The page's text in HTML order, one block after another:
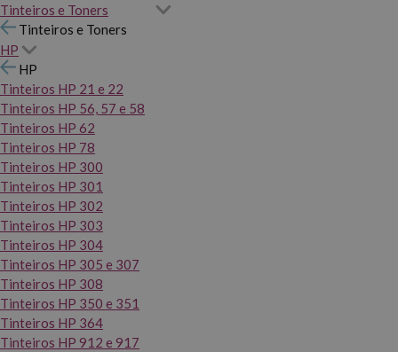
Tinteiros e Toners
Tinteiros e Toners
HP
HP
Tinteiros HP 21 e 22
Tinteiros HP 56, 57 e 58
Tinteiros HP 62
Tinteiros HP 78
Tinteiros HP 300
Tinteiros HP 301
Tinteiros HP 302
Tinteiros HP 303
Tinteiros HP 304
Tinteiros HP 305 e 307
Tinteiros HP 308
Tinteiros HP 350 e 351
Tinteiros HP 364
Tinteiros HP 912 e 917